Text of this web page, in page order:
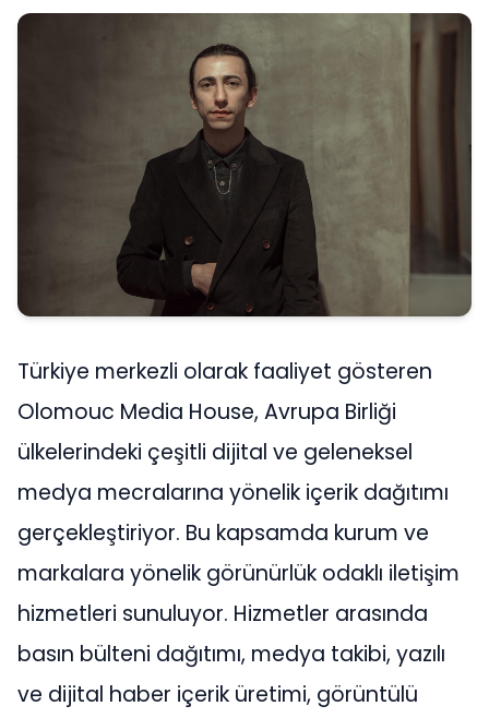
Türkiye merkezli olarak faaliyet gösteren
Olomouc Media House, Avrupa Birliği
ülkelerindeki çeşitli dijital ve geleneksel
medya mecralarına yönelik içerik dağıtımı
gerçekleştiriyor. Bu kapsamda kurum ve
markalara yönelik görünürlük odaklı iletişim
hizmetleri sunuluyor. Hizmetler arasında
basın bülteni dağıtımı, medya takibi, yazılı
ve dijital haber içerik üretimi, görüntülü